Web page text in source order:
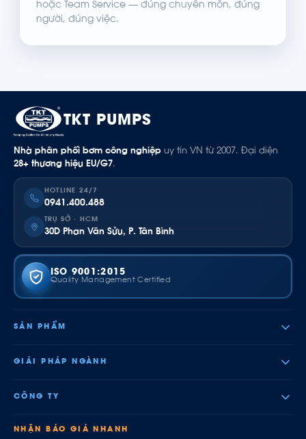
hoặc Team Service — đúng chuyên môn, đúng
người, đúng việc.
TKT PUMPS
Nhà phân phối bơm công nghiệp uy tín VN từ 2007. Đại diện
28+ thương hiệu EU/G7.
HOTLINE 24/7
0941.400.488
TRỤ SỞ · HCM
30D Phan Văn Sửu, P. Tân Bình
ISO 9001:2015
Quality Management Certified
SẢN PHẨM
GIẢI PHÁP NGÀNH
CÔNG TY
NHẬN BÁO GIÁ NHANH